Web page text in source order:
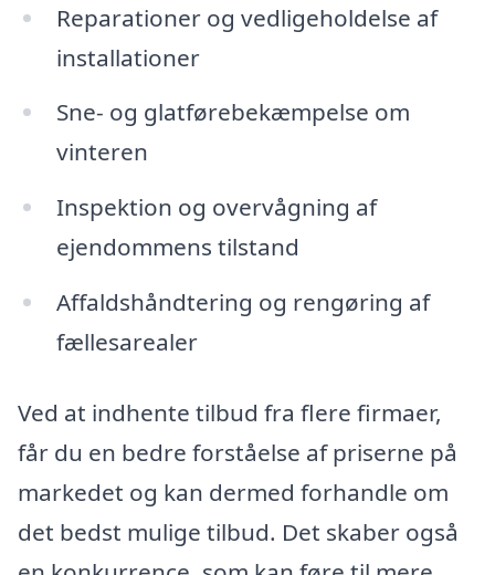
Reparationer og vedligeholdelse af
installationer
Sne- og glatførebekæmpelse om
vinteren
Inspektion og overvågning af
ejendommens tilstand
Affaldshåndtering og rengøring af
fællesarealer
Ved at indhente tilbud fra flere firmaer,
får du en bedre forståelse af priserne på
markedet og kan dermed forhandle om
det bedst mulige tilbud. Det skaber også